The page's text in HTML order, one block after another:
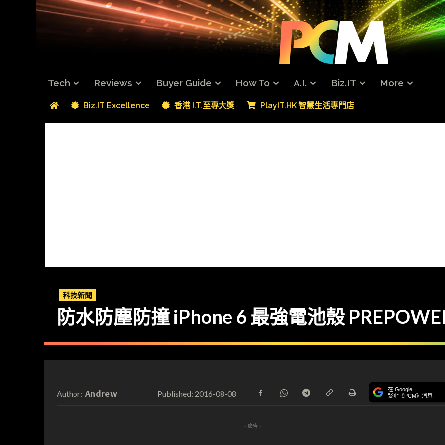
Tech Reviews Buyer Guide How To A.I. Biz.IT More
Biz.IT Excellence 香港 I.T.至專大獎 PlayIT.HK 智慧生活專門店
科技新聞
防水防塵防撞 iPhone 6 最強電池殼
Author: Andrew Published: 2016-08-08 在 Google
緊貼《PCM》消息
- 廣告 -